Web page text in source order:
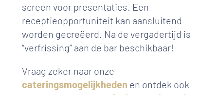
screen voor presentaties. Een
receptieopportuniteit kan aansluitend
worden gecreëerd. Na de vergadertijd is
“verfrissing” aan de bar beschikbaar!
Vraag zeker naar onze
cateringsmogelijkheden en ontdek ook